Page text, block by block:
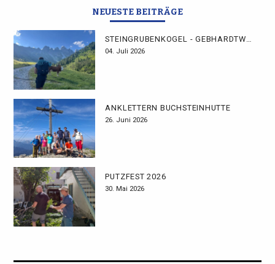
NEUESTE BEITRÄGE
STEINGRUBENKOGEL - GEBHARDTWEG
04. Juli 2026
ANKLETTERN BUCHSTEINHÜTTE
26. Juni 2026
PUTZFEST 2026
30. Mai 2026